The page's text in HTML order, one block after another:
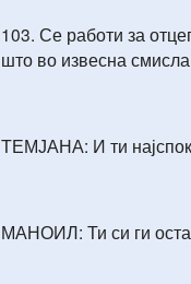
103. Се работи за
што во извесна
ТЕМЈАНА: И ти
МАНОИЛ: Ти си ги